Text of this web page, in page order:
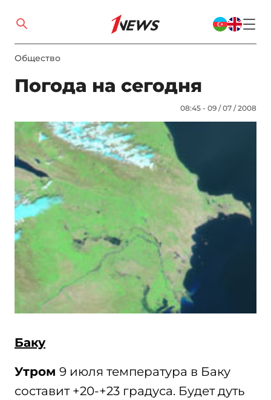
Общество
Погода на сегодня
08:45 - 09 / 07 / 2008
Баку
Утром 9 июля температура в Баку
составит +20-+23 градуса. Будет дуть